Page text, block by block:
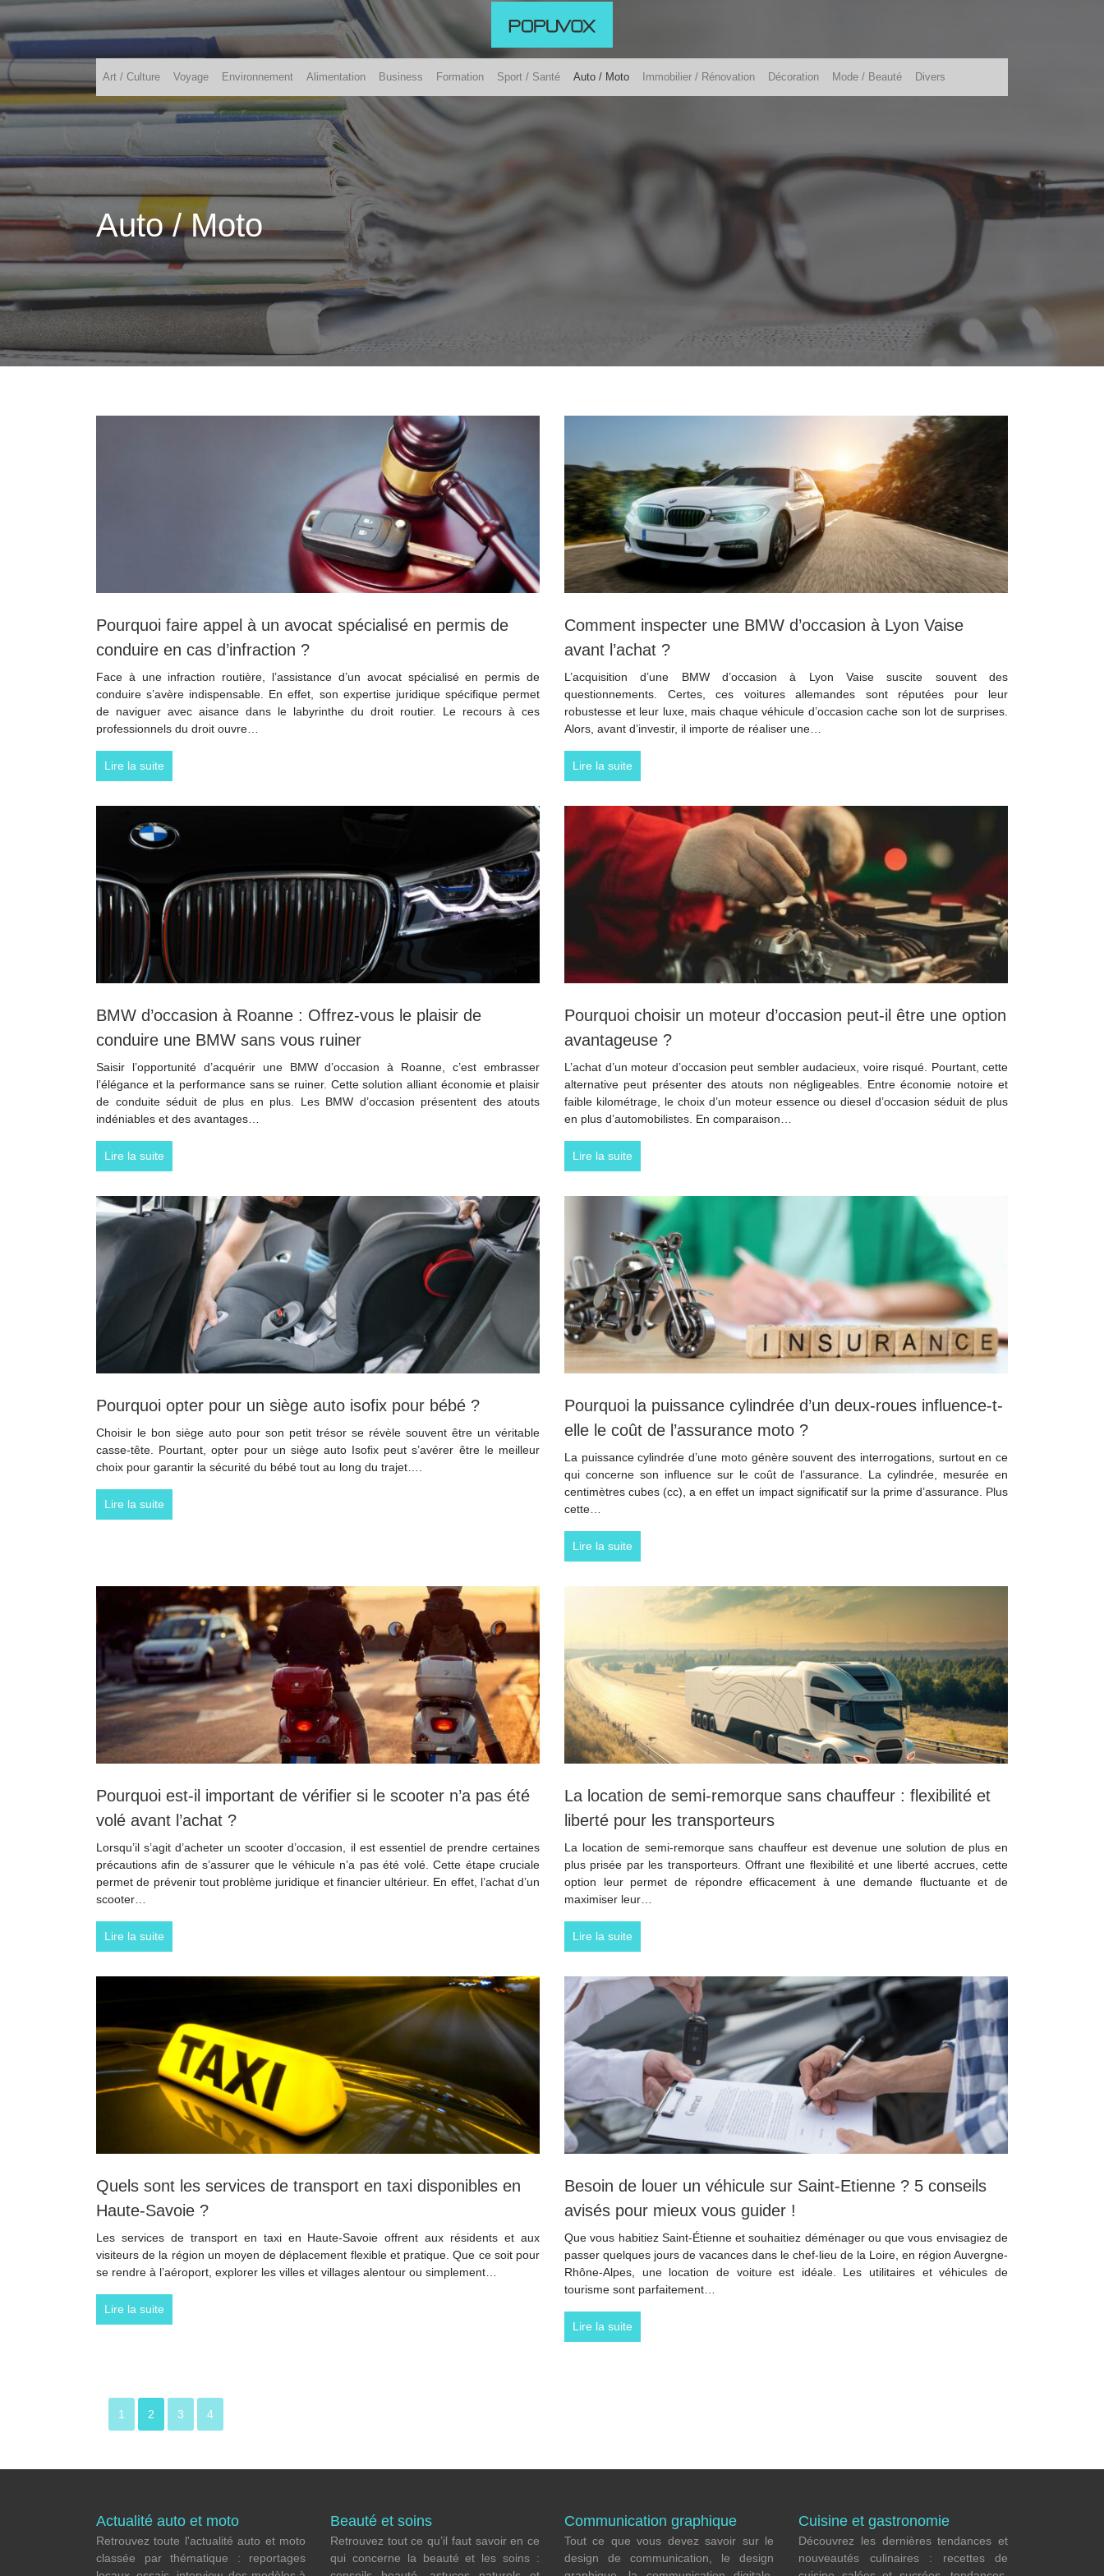
Art / Culture Voyage Environnement Alimentation Business Formation Sport / Santé Auto / Moto Immobilier / Rénovation Décoration Mode / Beauté Divers
Auto / Moto
Pourquoi faire appel à un avocat spécialisé en permis de
conduire en cas d’infraction ?
Face à une infraction routière, l’assistance d’un avocat spécialisé en permis de
conduire s’avère indispensable. En effet, son expertise juridique spécifique permet
de naviguer avec aisance dans le labyrinthe du droit routier. Le recours à ces
professionnels du droit ouvre…
Lire la suite
Comment inspecter une BMW d’occasion à Lyon Vaise
avant l’achat ?
L’acquisition d’une BMW d’occasion à Lyon Vaise suscite souvent des
questionnements. Certes, ces voitures allemandes sont réputées pour leur
robustesse et leur luxe, mais chaque véhicule d’occasion cache son lot de surprises.
Alors, avant d’investir, il importe de réaliser une…
Lire la suite
BMW d’occasion à Roanne : Offrez-vous le plaisir de
conduire une BMW sans vous ruiner
Saisir l’opportunité d’acquérir une BMW d’occasion à Roanne, c’est embrasser
l’élégance et la performance sans se ruiner. Cette solution alliant économie et plaisir
de conduite séduit de plus en plus. Les BMW d’occasion présentent des atouts
indéniables et des avantages…
Lire la suite
Pourquoi choisir un moteur d’occasion peut-il être une option
avantageuse ?
L’achat d’un moteur d’occasion peut sembler audacieux, voire risqué. Pourtant, cette
alternative peut présenter des atouts non négligeables. Entre économie notoire et
faible kilométrage, le choix d’un moteur essence ou diesel d’occasion séduit de plus
en plus d’automobilistes. En comparaison…
Lire la suite
Pourquoi opter pour un siège auto isofix pour bébé ?
Choisir le bon siège auto pour son petit trésor se révèle souvent être un véritable
casse-tête. Pourtant, opter pour un siège auto Isofix peut s’avérer être le meilleur
choix pour garantir la sécurité du bébé tout au long du trajet….
Lire la suite
Pourquoi la puissance cylindrée d’un deux-roues influence-t-
elle le coût de l’assurance moto ?
La puissance cylindrée d’une moto génère souvent des interrogations, surtout en ce
qui concerne son influence sur le coût de l’assurance. La cylindrée, mesurée en
centimètres cubes (cc), a en effet un impact significatif sur la prime d’assurance. Plus
cette…
Lire la suite
Pourquoi est-il important de vérifier si le scooter n’a pas été
volé avant l’achat ?
Lorsqu’il s’agit d’acheter un scooter d’occasion, il est essentiel de prendre certaines
précautions afin de s’assurer que le véhicule n’a pas été volé. Cette étape cruciale
permet de prévenir tout problème juridique et financier ultérieur. En effet, l’achat d’un
scooter…
Lire la suite
La location de semi-remorque sans chauffeur : flexibilité et
liberté pour les transporteurs
La location de semi-remorque sans chauffeur est devenue une solution de plus en
plus prisée par les transporteurs. Offrant une flexibilité et une liberté accrues, cette
option leur permet de répondre efficacement à une demande fluctuante et de
maximiser leur…
Lire la suite
Quels sont les services de transport en taxi disponibles en
Haute-Savoie ?
Les services de transport en taxi en Haute-Savoie offrent aux résidents et aux
visiteurs de la région un moyen de déplacement flexible et pratique. Que ce soit pour
se rendre à l’aéroport, explorer les villes et villages alentour ou simplement…
Lire la suite
Besoin de louer un véhicule sur Saint-Etienne ? 5 conseils
avisés pour mieux vous guider !
Que vous habitiez Saint-Étienne et souhaitiez déménager ou que vous envisagiez de
passer quelques jours de vacances dans le chef-lieu de la Loire, en région Auvergne-
Rhône-Alpes, une location de voiture est idéale. Les utilitaires et véhicules de
tourisme sont parfaitement…
Lire la suite
1 2 3 4
Actualité auto et moto
Retrouvez toute l'actualité auto et moto
classée par thématique : reportages
Beauté et soins
Retrouvez tout ce qu’il faut savoir en ce
qui concerne la beauté et les soins :
Communication graphique
Tout ce que vous devez savoir sur le
design de communication, le design
Cuisine et gastronomie
Découvrez les dernières tendances et
nouveautés culinaires : recettes de